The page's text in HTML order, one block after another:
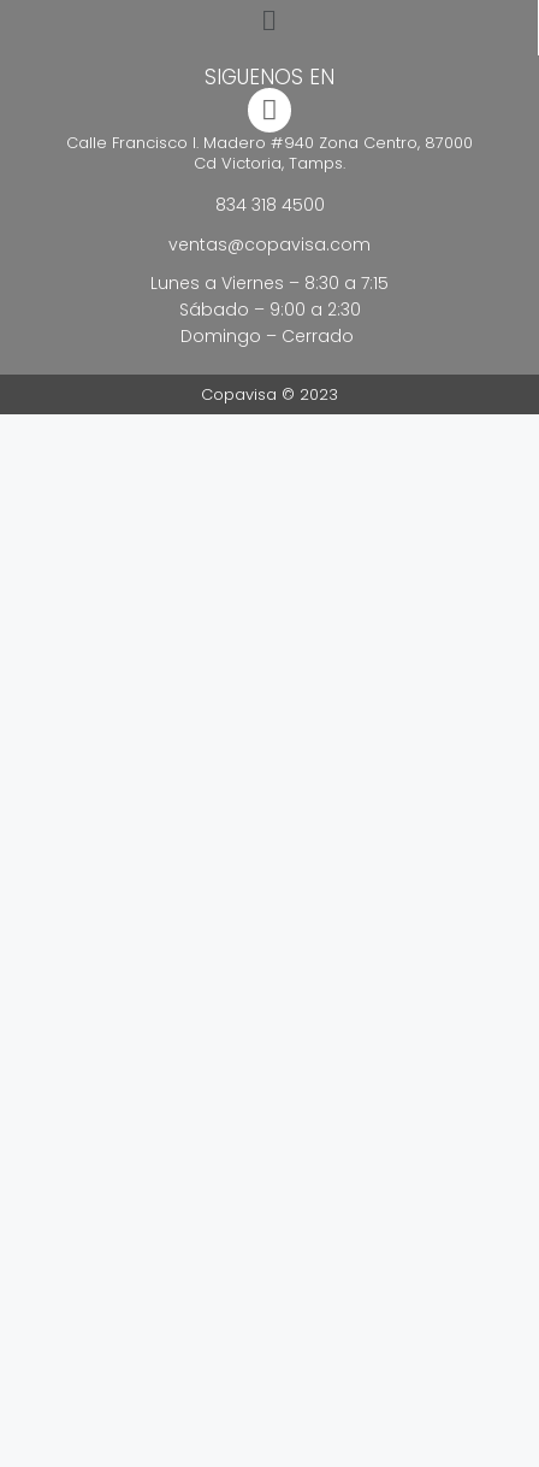
SIGUENOS EN
Calle Francisco I. Madero #940 Zona Centro, 87000
Cd Victoria, Tamps.
834 318 4500
ventas@copavisa.com
Lunes a Viernes – 8:30 a 7:15
Sábado – 9:00 a 2:30
Domingo – Cerrado
Copavisa © 2023